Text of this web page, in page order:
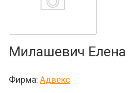
Милашевич
Фирма: Адвекс